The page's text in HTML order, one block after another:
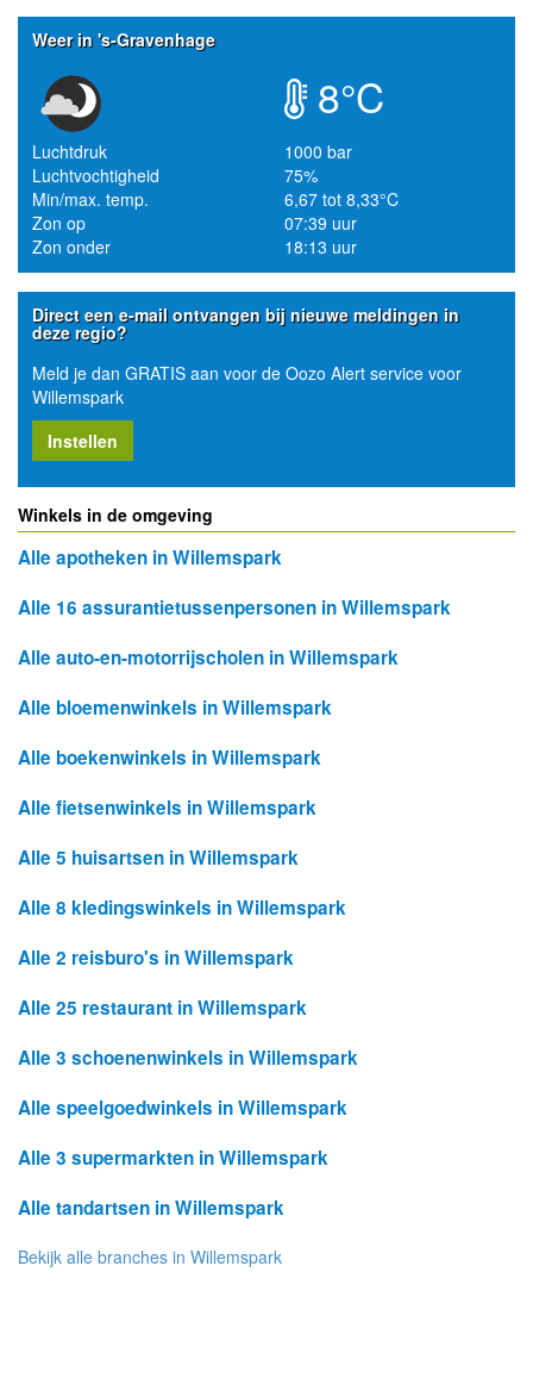
Weer in 's-Gravenhage
8°C
Luchtdruk
1000 bar
Luchtvochtigheid
75%
Min/max. temp.
6,67 tot 8,33°C
Zon op
07:39 uur
Zon onder
18:13 uur
Direct een e-mail ontvangen bij nieuwe meldingen in
deze regio?
Meld je dan GRATIS aan voor de Oozo Alert service voor
Willemspark
Instellen
Winkels in de omgeving
Alle apotheken in Willemspark
Alle 16 assurantietussenpersonen in Willemspark
Alle auto-en-motorrijscholen in Willemspark
Alle bloemenwinkels in Willemspark
Alle boekenwinkels in Willemspark
Alle fietsenwinkels in Willemspark
Alle 5 huisartsen in Willemspark
Alle 8 kledingswinkels in Willemspark
Alle 2 reisburo's in Willemspark
Alle 25 restaurant in Willemspark
Alle 3 schoenenwinkels in Willemspark
Alle speelgoedwinkels in Willemspark
Alle 3 supermarkten in Willemspark
Alle tandartsen in Willemspark
Bekijk alle branches in Willemspark